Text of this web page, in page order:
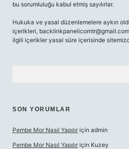
bu sorumluluğu kabul etmiş sayılırlar.
Hukuka ve yasal düzenlemelere aykırı
içerikleri, backlinkpanelicomtr@gmail.com
ilgili içerikler yasal süre içerisinde
SON YORUMLAR
Pembe Mor Nasıl Yapılır için admin
Pembe Mor Nasıl Yapılır için Kuzey